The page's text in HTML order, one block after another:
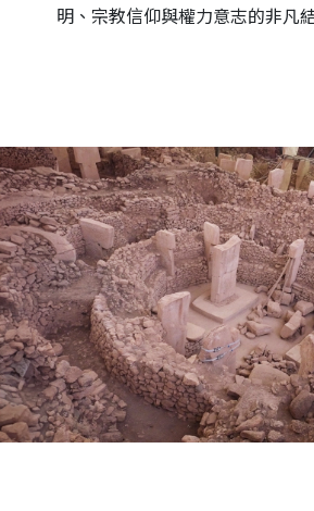
明、宗教信仰與權力意志的非凡